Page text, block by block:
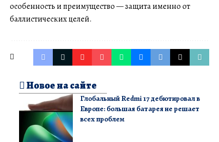
особенность и преимущество — защита именно от
баллистических целей.
Новое на сайте
Глобальный Redmi 17 дебютировал в
Европе: большая батарея не решает
всех проблем